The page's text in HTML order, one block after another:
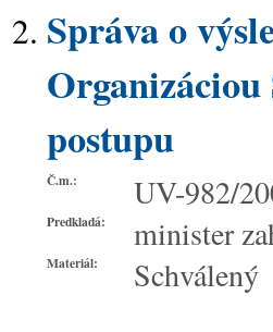
Správa o
postupu
Č.m.: UV-982/
Predkladá: minister
Materiál: Schválený